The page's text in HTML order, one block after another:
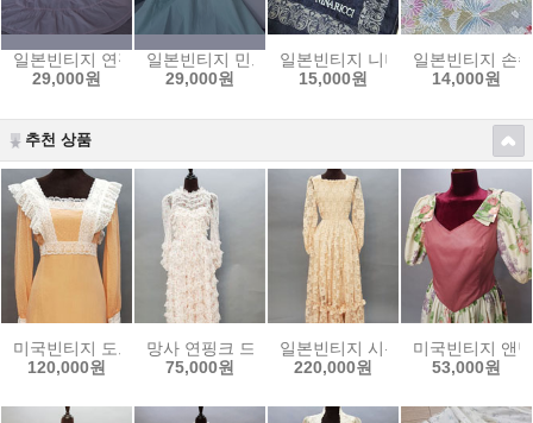
일본빈티지 연핑크에이프런
29,000원
일본빈티지 민트레이스에이프런
29,000원
일본빈티지 니나리찌손수건6
15,000원
일본빈티지 손
14,000원
추천 상품
미국빈티지 도트셀프웨딩드레스
120,000원
망사 연핑크 드레스
75,000원
일본빈티지 시몬느가와무라 레이
220,000원
미국빈티지 앤
53,000원